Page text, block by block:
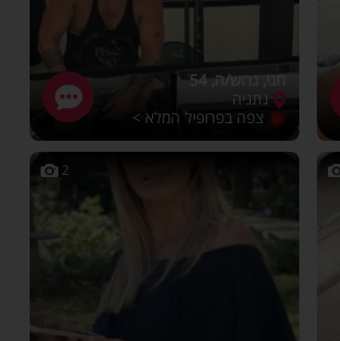
חגי, גרוש/ה, 54
נתניה
צפה בפרופיל המלא >
2